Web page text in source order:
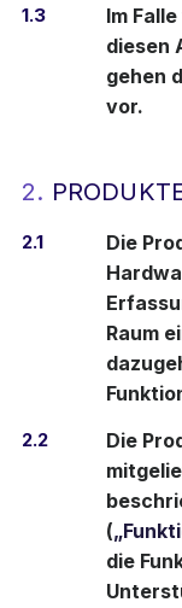
1.3
Im
diesen
gehen
vor.
2.
2.1
Die
Raum
2.2
Die
(
die